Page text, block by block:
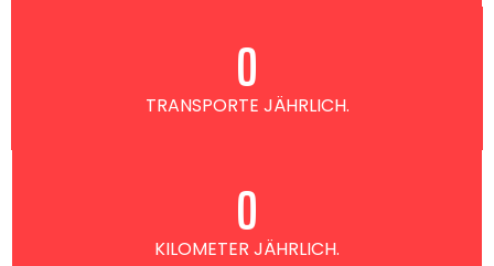
TRANSPORTE JÄHRLICH.
0
KILOMETER JÄHRLICH.
0